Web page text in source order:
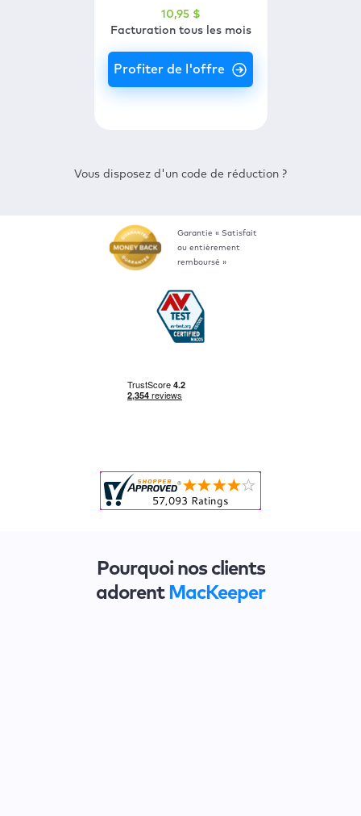
10,95 $
Facturation tous les mois
Vous disposez d'un code de réduction ?
Garantie « Satisfait
ou entièrement
remboursé »
Pourquoi nos clients
adorent MacKeeper